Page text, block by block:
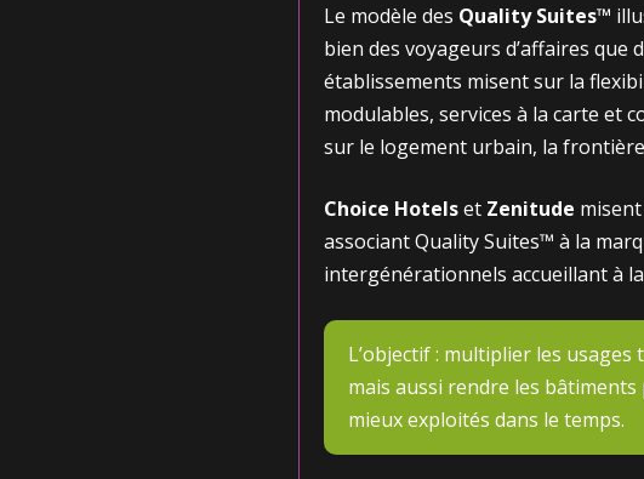
Le modèle des Quality Suites™
bien des voyageurs d’affaires que
établissements misent sur la
modulables, services à la carte et
sur le logement urbain, la
Choice Hotelset Zenitude
associant Quality Suites™ à la
intergénérationnels accueillant à
L’objectif : multiplier les
mais aussi rendre les
mieux exploités dans le temps.